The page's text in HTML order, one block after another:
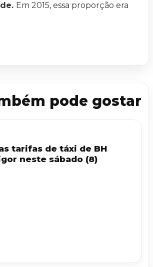
Em 2015, essa proporção era
pode gostar
tarifas de táxi de BH
neste sábado (8)